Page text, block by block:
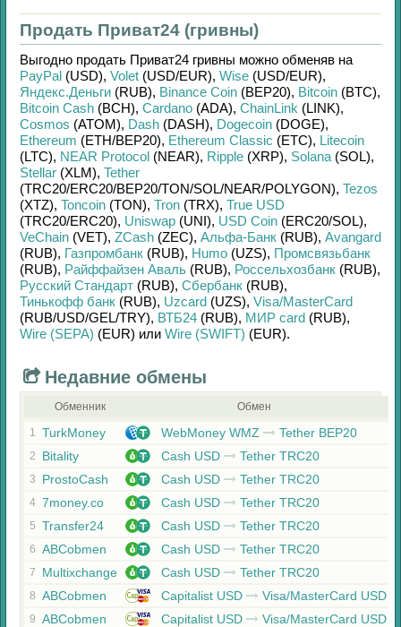
Продать Приват24 (гривны)
Выгодно продать Приват24 гривны можно обменяв на
PayPal (USD), Volet (USD/EUR), Wise (USD/EUR),
Яндекс.Деньги (RUB), Binance Coin (BEP20), Bitcoin (BTC),
Bitcoin Cash (BCH), Cardano (ADA), ChainLink (LINK),
Cosmos (ATOM), Dash (DASH), Dogecoin (DOGE),
Ethereum (ETH/BEP20), Ethereum Classic (ETC), Litecoin
(LTC), NEAR Protocol (NEAR), Ripple (XRP), Solana (SOL),
Stellar (XLM), Tether
(TRC20/ERC20/BEP20/TON/SOL/NEAR/POLYGON), Tezos
(XTZ), Toncoin (TON), Tron (TRX), True USD
(TRC20/ERC20), Uniswap (UNI), USD Coin (ERC20/SOL),
VeChain (VET), ZCash (ZEC), Альфа-Банк (RUB), Avangard
(RUB), Газпромбанк (RUB), Humo (UZS), Промсвязьбанк
(RUB), Райффайзен Аваль (RUB), Россельхозбанк (RUB),
Русский Стандарт (RUB), Сбербанк (RUB),
Тинькофф банк (RUB), Uzcard (UZS), Visa/MasterCard
(RUB/USD/GEL/TRY), ВТБ24 (RUB), МИР card (RUB),
Wire (SEPA) (EUR) или Wire (SWIFT) (EUR).
Недавние обмены
Обменник Обмен
1 TurkMoney WebMoney WMZ Tether BEP20
2 Bitality Cash USD Tether TRC20
3 ProstoCash Cash USD Tether TRC20
4 7money.co Cash USD Tether TRC20
5 Transfer24 Cash USD Tether TRC20
6 ABCobmen Cash USD Tether TRC20
7 Multixchange Cash USD Tether TRC20
8 ABCobmen Capitalist USD Visa/MasterCard USD
9 ABCobmen Capitalist USD Visa/MasterCard USD